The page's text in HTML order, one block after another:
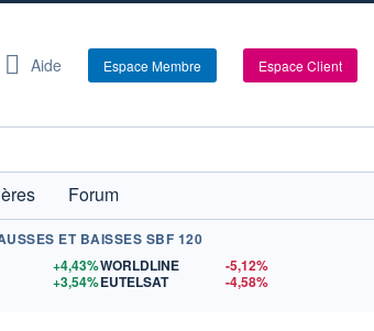
Aide Espace Membre Espace Client
Forum
ET BAISSES SBF 120
+4,43%
+3,54%
WORLDLINE
-5,12%
EUTELSAT
-4,58%